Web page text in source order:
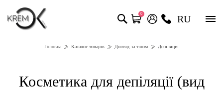
0 RU
Головна Каталог товарів Догляд за тілом Депіляція
Косметика для депіляції (вид